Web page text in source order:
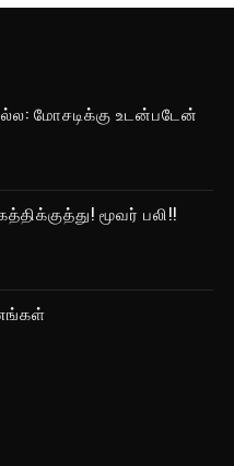
மோசடிக்கு உடன்படேன்
மூவர் பலி!!